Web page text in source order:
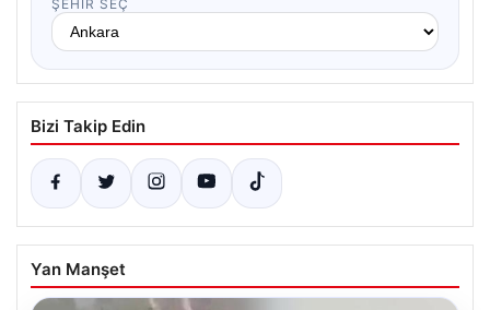
ŞEHIR SEÇ
Bizi Takip Edin
Yan Manşet